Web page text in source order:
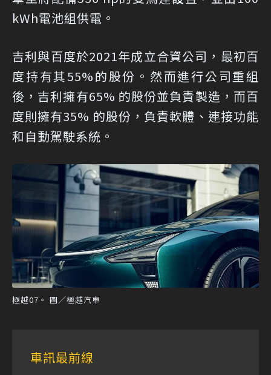
kWh電池組供電。
吉利與百度於2021年成立合資公司，最初百
度持有其55%的股份。然而進行公司重組
後，吉利擁有65% 的股份並負責製造，而百
度則擁有35% 的股份，負責軟體、連接功能
和自動駕駛系統。
極越07。 圖／極越汽車
車訊最前線